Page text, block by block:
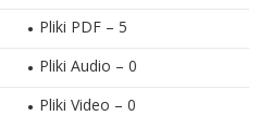
Pliki PDF – 5
Pliki Audio – 0
Pliki Video – 0